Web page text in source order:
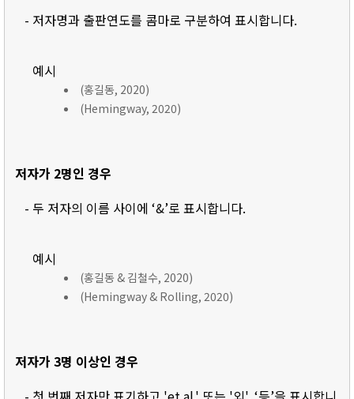
- 저자명과 출판연도를 콤마로 구분하여 표시합니다.
예시
(홍길동, 2020)
(Hemingway, 2020)
저자가 2명인 경우
- 두 저자의 이름 사이에 ‘&’로 표시합니다.
예시
(홍길동 & 김철수, 2020)
(Hemingway & Rolling, 2020)
저자가 3명 이상인 경우